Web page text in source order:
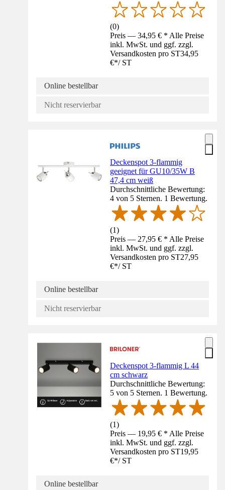
(0)
Preis — 34,95 € * Alle Preise
inkl. MwSt. und ggf. zzgl.
Versandkosten pro ST34,95
€*/ ST
Online bestellbar
Nicht reservierbar
Deckenspot 3-flammig
geeignet für GU10/35W B
47,4 cm weiß
Durchschnittliche Bewertung:
4 von 5 Sternen. 1 Bewertung.
(1)
Preis — 27,95 € * Alle Preise
inkl. MwSt. und ggf. zzgl.
Versandkosten pro ST27,95
€*/ ST
Online bestellbar
Nicht reservierbar
Deckenspot 3-flammig L 44
cm schwarz
Durchschnittliche Bewertung:
5 von 5 Sternen. 1 Bewertung.
(1)
Preis — 19,95 € * Alle Preise
inkl. MwSt. und ggf. zzgl.
Versandkosten pro ST19,95
€*/ ST
Online bestellbar